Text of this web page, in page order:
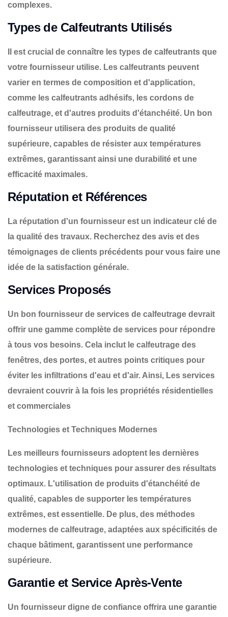
complexes.
Types de Calfeutrants Utilisés
Il est crucial de connaître les types de calfeutrants que
votre fournisseur utilise. Les calfeutrants peuvent
varier en termes de composition et d'application,
comme les calfeutrants adhésifs, les cordons de
calfeutrage, et d'autres produits d'étanchéité. Un bon
fournisseur utilisera des produits de qualité
supérieure, capables de résister aux températures
extrêmes, garantissant ainsi une durabilité et une
efficacité maximales.
Réputation et Références
La réputation d'un fournisseur est un indicateur clé de
la qualité des travaux. Recherchez des avis et des
témoignages de clients précédents pour vous faire une
idée de la satisfaction générale.
Services Proposés
Un bon fournisseur de services de calfeutrage devrait
offrir une gamme complète de services pour répondre
à tous vos besoins. Cela inclut le calfeutrage des
fenêtres, des portes, et autres points critiques pour
éviter les infiltrations d'eau et d'air. Ainsi, Les services
devraient couvrir à la fois les propriétés résidentielles
et commerciales
Technologies et Techniques Modernes
Les meilleurs fournisseurs adoptent les dernières
technologies et techniques pour assurer des résultats
optimaux. L'utilisation de produits d'étanchéité de
qualité, capables de supporter les températures
extrêmes, est essentielle. De plus, des méthodes
modernes de calfeutrage, adaptées aux spécificités de
chaque bâtiment, garantissent une performance
supérieure.
Garantie et Service Après-Vente
Un fournisseur digne de confiance offrira une garantie